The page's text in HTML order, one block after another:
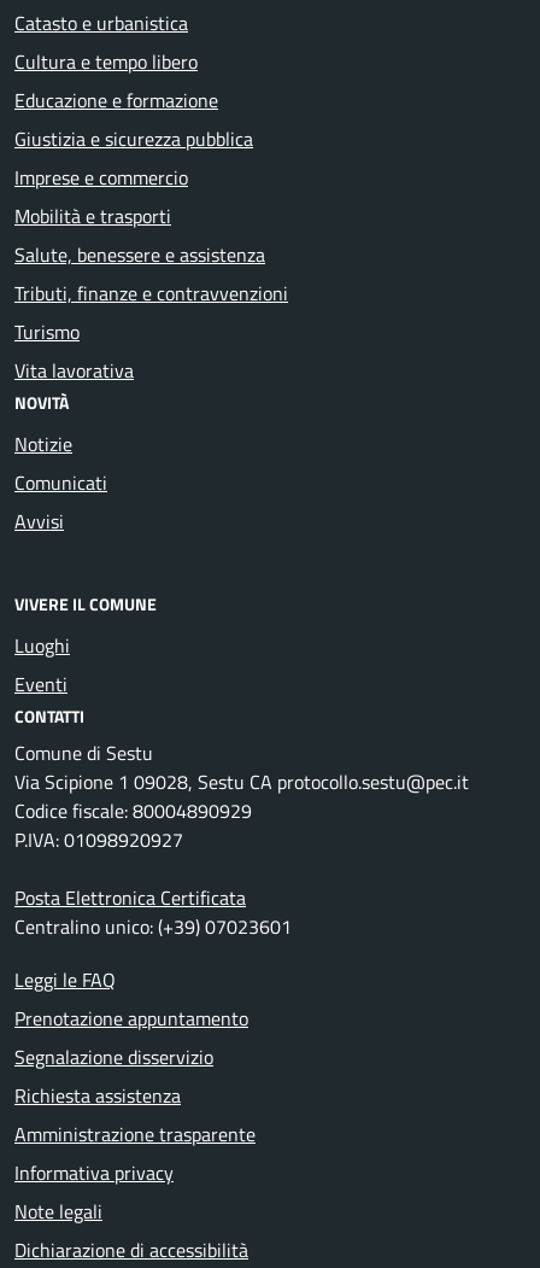
Catasto e urbanistica
Cultura e tempo libero
Educazione e formazione
Giustizia e sicurezza pubblica
Imprese e commercio
Mobilità e trasporti
Salute, benessere e assistenza
Tributi, finanze e contravvenzioni
Turismo
Vita lavorativa
NOVITÀ
Notizie
Comunicati
Avvisi
VIVERE IL COMUNE
Luoghi
Eventi
CONTATTI
Comune di Sestu
Via Scipione 1 09028, Sestu CA protocollo.sestu@pec.it
Codice fiscale: 80004890929
P.IVA: 01098920927
Posta Elettronica Certificata
Centralino unico: (+39) 07023601
Leggi le FAQ
Prenotazione appuntamento
Segnalazione disservizio
Richiesta assistenza
Amministrazione trasparente
Informativa privacy
Note legali
Dichiarazione di accessibilità